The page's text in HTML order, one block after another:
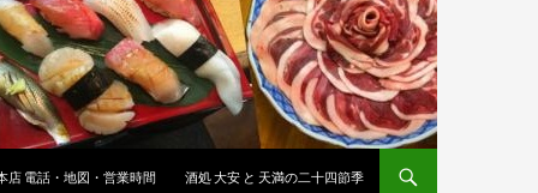
店 電話・地図・営業時間 酒処 大安 と 天満の二十四節季